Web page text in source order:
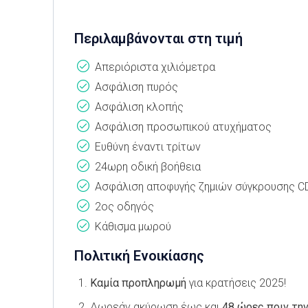
Περιλαμβάνονται στη τιμή
Απεριόριστα χιλιόμετρα
Ασφάλιση πυρός
Ασφάλιση κλοπής
Ασφάλιση προσωπικού ατυχήματος
Ευθύνη έναντι τρίτων
24ωρη οδική βοήθεια
Ασφάλιση αποφυγής ζημιών σύγκρουσης
2ος οδηγός
Κάθισμα μωρού
Πολιτική Ενοικίασης
Καμία προπληρωμή για κρατήσεις 2025!